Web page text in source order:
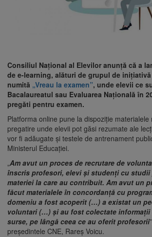
Consiliul Național al Elevilor anunță că a
de e-learning, alături de grupul de inițiativă
numită „Vreau la examen”, unde elevii ce
Bacalaureatul sau Evaluarea Națională în
pregăti pentru examen.
Platforma online pune la dispoziție materialele
pregatire unde elevii pot găsi rezumate ale
vor fi adăugate și testele de antrenament
Ministerul Educației.
„Am avut un proces de recrutare de
înscris profesori, elevi și studenți cu
materiei la care au contribuit. Am avut un
făcut materialele în concordanță cu
domeniu a fost acoperit (…) a existat un
voluntari (…) și au fost colectate informații
surse, pe lângă ceea ce au oferit profesorii
președintele CNE, Rareș Voicu.